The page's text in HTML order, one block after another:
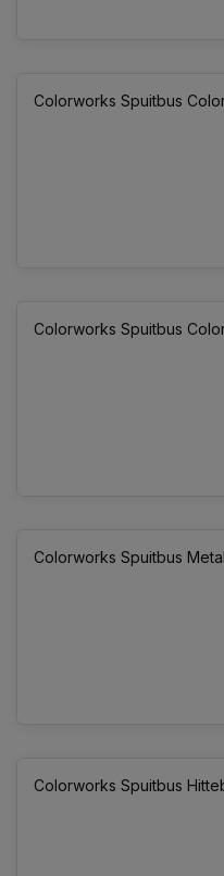
Colorworks Spuitbus
Colorworks Spuitbus
Colorworks Spuitbus
Colorworks Spuitbus